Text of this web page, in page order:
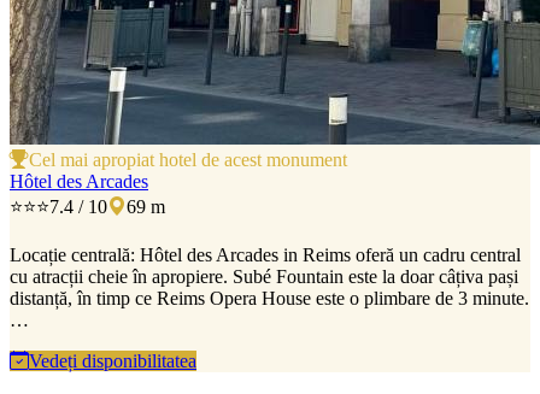
Cel mai apropiat hotel de acest monument
Hôtel des Arcades
⭐⭐⭐7.4 / 10 69 m
Locație centrală: Hôtel des Arcades in Reims oferă un cadru central
cu atracții cheie în apropiere. Subé Fountain este la doar câțiva pași
distanță, în timp ce Reims Opera House este o plimbare de 3 minute.
…
Vedeți disponibilitatea